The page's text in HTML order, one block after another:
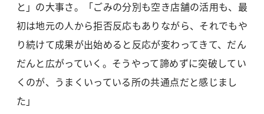
と」の大事さ。「ごみの分別も空き店舗の活用も、最
初は地元の人から拒否反応もありながら、それでもや
り続けて成果が出始めると反応が変わってきて、だん
だんと広がっていく。そうやって諦めずに突破してい
くのが、うまくいっている所の共通点だと感じまし
た」